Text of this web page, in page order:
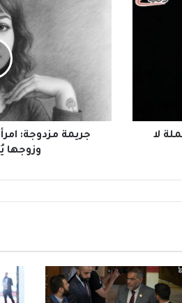
لا
و
ا
تُ
ق
ت
ل
جريمة مزدوجة:
وزوجها